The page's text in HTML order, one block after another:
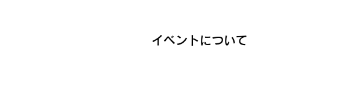
イベントについて